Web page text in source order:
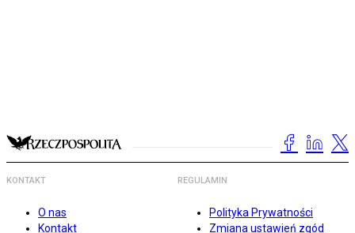
KONTAKT
O nas
Kontakt
REGULAMIN
Polityka Prywatności
Zmiana ustawień zgód